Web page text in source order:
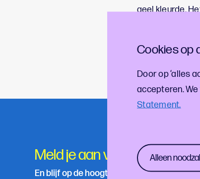
Cookies op
Door op ‘alles
accepteren.
Statement.
Alleen
geel kleurde.
Benieuwd naar
jaarverslag
Meld je aan voor onze
En blijf op de hoogte van de laatste